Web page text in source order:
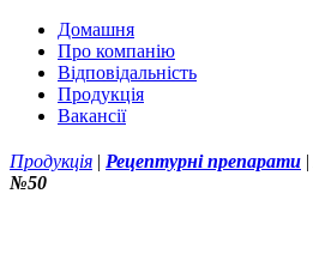
Домашня
Про компанію
Відповідальність
Продукція
Вакансії
Продукція | Рецептурні препарати |
№50